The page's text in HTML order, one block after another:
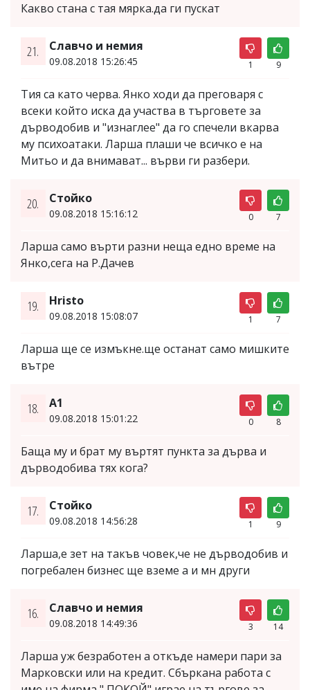
Какво стана с тая мярка.да ги пускат
21. Славчо и немия
09.08.2018 15:26:45 1 9
Тия са като черва. Янко ходи да преговаря с
всеки който иска да участва в търговете за
дърводобив и "изнаглее" да го спечели вкарва
му психоатаки. Ларша плаши че всичко е на
Митьо и да внимават... върви ги разбери.
20. Стойко
09.08.2018 15:16:12 0 7
Ларша само върти разни неща едно време на
Янко,сега на Р.Дачев
19. Hristo
09.08.2018 15:08:07 1 7
Ларша ще се измъкне.ще останат само мишките
вътре
18. А1
09.08.2018 15:01:22 0 8
Баща му и брат му въртят пункта за дърва и
дърводобива тях кога?
17. Стойко
09.08.2018 14:56:28 1 9
Ларша,е зет на такъв човек,че не дърводобив и
погребален бизнес ще вземе а и мн други
16. Славчо и немия
09.08.2018 14:49:36 3 14
Ларша уж безработен а откъде намери пари за
Марковски или на кредит. Сбъркана работа с